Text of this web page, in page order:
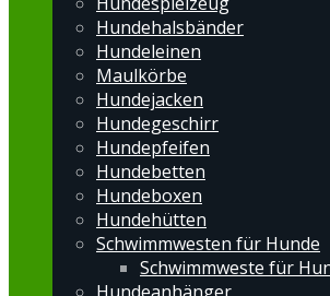
Hundehalsbänder
Hundeleinen
Maulkörbe
Hundejacken
Hundegeschirr
Hundepfeifen
Hundebetten
Hundeboxen
Hundehütten
Schwimmwesten für Hunde
Schwimmweste für